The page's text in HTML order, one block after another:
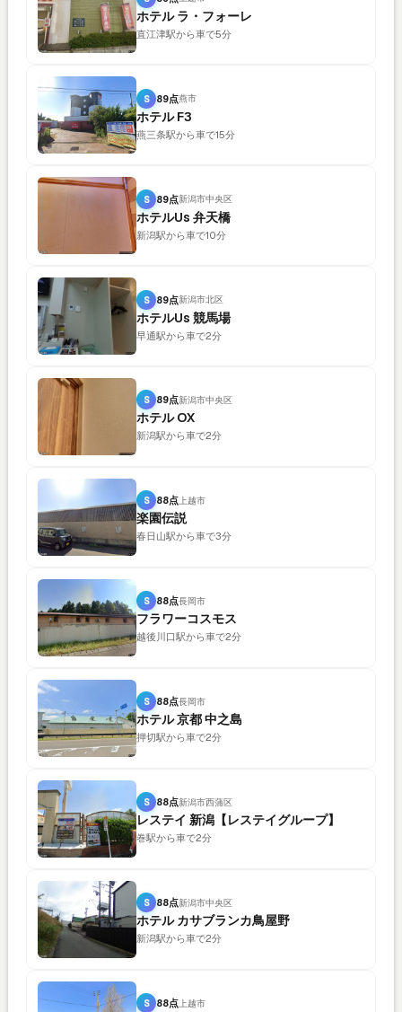
ホテル ラ・フォーレ
直江津駅から車で5分
S 89点燕市
ホテル F3
燕三条駅から車で15分
S 89点新潟市中央区
ホテルUs 弁天橋
新潟駅から車で10分
S 89点新潟市北区
ホテルUs 競馬場
早通駅から車で2分
S 89点新潟市中央区
ホテル OX
新潟駅から車で2分
S 88点上越市
楽園伝説
春日山駅から車で3分
S 88点長岡市
フラワーコスモス
越後川口駅から車で2分
S 88点長岡市
ホテル 京都 中之島
押切駅から車で2分
S 88点新潟市西蒲区
レステイ 新潟【レステイグループ】
巻駅から車で2分
S 88点新潟市中央区
ホテル カサブランカ鳥屋野
新潟駅から車で2分
S 88点 上越市